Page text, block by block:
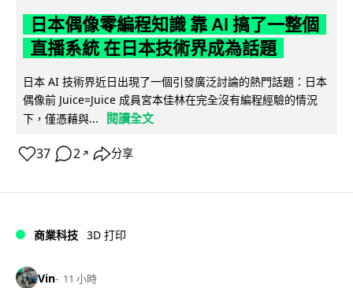
日本偶像零編程知識 靠 AI 搞了一整個
直播系統 在日本技術界成為話題
日本 AI 技術界近日出現了一個引發廣泛討論的熱門話題：日本
偶像前 Juice=Juice 成員宮本佳林在完全沒有編程經驗的情況
下，僅憑藉與...
閱讀全文
37 2 ↗ 分享
商業科技 3D 打印
Vin 11 小時